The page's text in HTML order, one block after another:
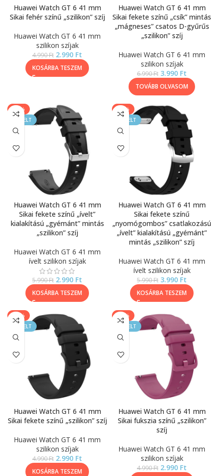
Huawei Watch GT 6 41 mm
Sikai fehér színű „szilikon” szíj
Huawei Watch GT 6 41 mm
szilikon szíjak
4.990Ft 2.990 Ft
KOSÁRBA TESZEM
Huawei Watch GT 6 41 mm
Sikai fekete színű „csík” mintás
„mágneses” csatos D-gyűrűs
„szilikon” szíj
Huawei Watch GT 6 41 mm
szilikon szíjak
6.990Ft 3.990 Ft
TOVÁBB OLVASOM
-50%
KIEMELT
Huawei Watch GT 6 41 mm
Sikai fekete színű „ívelt”
kialakítású „gyémánt” mintás
„szilikon” szíj
Huawei Watch GT 6 41 mm
ívelt szilikon szíjak
5.990Ft 2.990 Ft
KOSÁRBA TESZEM
-33%
KIEMELT
Huawei Watch GT 6 41 mm
Sikai fekete színű
„nyomógombos” csatlakozású
„ívelt” kialakítású „gyémánt”
mintás „szilikon” szíj
Huawei Watch GT 6 41 mm
ívelt szilikon szíjak
5.990Ft 3.990 Ft
KOSÁRBA TESZEM
-40%
KIEMELT
Huawei Watch GT 6 41 mm
Sikai fekete színű „szilikon” szíj
Huawei Watch GT 6 41 mm
szilikon szíjak
4.990Ft 2.990 Ft
KOSÁRBA TESZEM
-40%
KIEMELT
Huawei Watch GT 6 41 mm
Sikai fukszia színű „szilikon”
szíj
Huawei Watch GT 6 41 mm
szilikon szíjak
4.990Ft 2.990 Ft